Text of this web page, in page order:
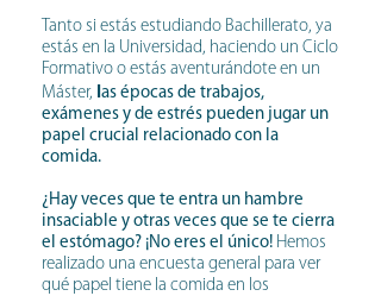
Tanto si estás estudiando Bachillerato, ya
estás en la Universidad, haciendo un Ciclo
Formativo o estás aventurándote en un
Máster, las épocas de trabajos,
exámenes y de estrés pueden jugar un
papel crucial relacionado con la
comida.
¿Hay veces que te entra un hambre
insaciable y otras veces que se te cierra
el estómago? ¡No eres el único! Hemos
realizado una encuesta general para ver
qué papel tiene la comida en los